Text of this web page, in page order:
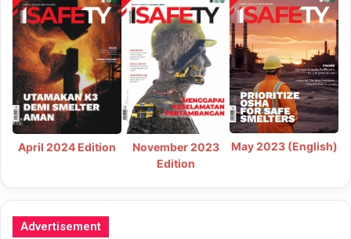
April 2024 Edition
November 2023
Edition
May 2023 (English)
Advertisement